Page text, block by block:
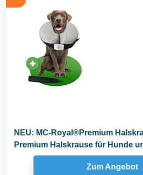
NEU: MC-Royal®Premium
Premium Halskrause für Hunde
Zum Angebot